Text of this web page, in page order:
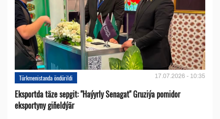
Türkmenistanda öndürildi 17.07.2026 - 10:35
Eksportda täze sepgit: "Haýyrly Senagat" Gruziýa pomidor
eksportyny giňeldýär